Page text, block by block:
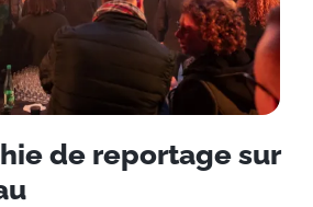
de reportage sur